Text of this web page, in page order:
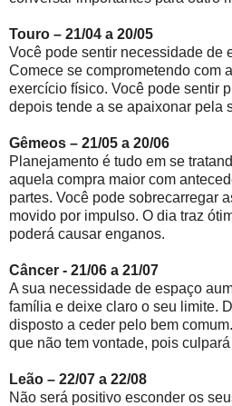
Touro – 21/04 a 20/05
Você pode sentir necessidade de
Comece se comprometendo com
exercício físico. Você pode sentir
depois tende a se apaixonar pela
Gêmeos – 21/05 a 20/06
Planejamento é tudo em se
aquela compra maior com
partes. Você pode sobrecarregar
movido por impulso. O dia traz
poderá causar enganos.
Câncer - 21/06 a 21/07
A sua necessidade de espaço
família e deixe claro o seu limite.
disposto a ceder pelo bem
que não tem vontade, pois
Leão – 22/07 a 22/08
Não será positivo esconder os